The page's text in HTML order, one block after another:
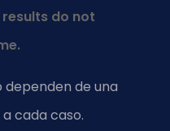
do not
dependen de una
cada caso.